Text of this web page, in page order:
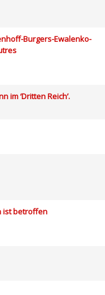
Burgers-Ewalenko-
im ‘Dritten Reich’.
ist betroffen